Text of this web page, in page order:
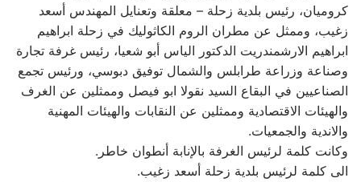
كروميان، رئيس بلدية زحلة – معلقة وتعنايل المهندس أسعد
زغيب، وممثل عن مطران الروم الكاثوليك في زحلة ابراهيم
ابراهيم الارشمندريت الدكتور الياس أبو شعيا، رئيس غرفة تجارة
وصناعة وزراعة طرابلس والشمال توفيق دبوسي، ورئيس تجمع
الصناعيين في البقاع السيد نقولا ابو فيصل وممثلين عن الغرف
والهيئات الاقتصادية وممثلين عن النقابات والهيئات المهنية
والاندية والجمعيات.
وكانت كلمة لرئيس الغرفة بالإنابة أنطوان خاطر.
الى كلمة لرئيس بلدية زحلة أسعد زغيب.